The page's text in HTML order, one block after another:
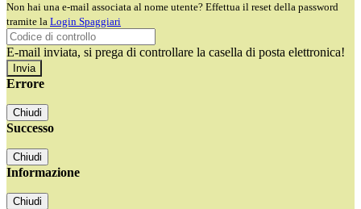
Non hai una e-mail associata al nome utente? Effettua il reset della password
tramite la Login Spaggiari
E-mail inviata, si prega di controllare la casella di posta elettronica!
Errore
Chiudi
Successo
Chiudi
Informazione
Chiudi